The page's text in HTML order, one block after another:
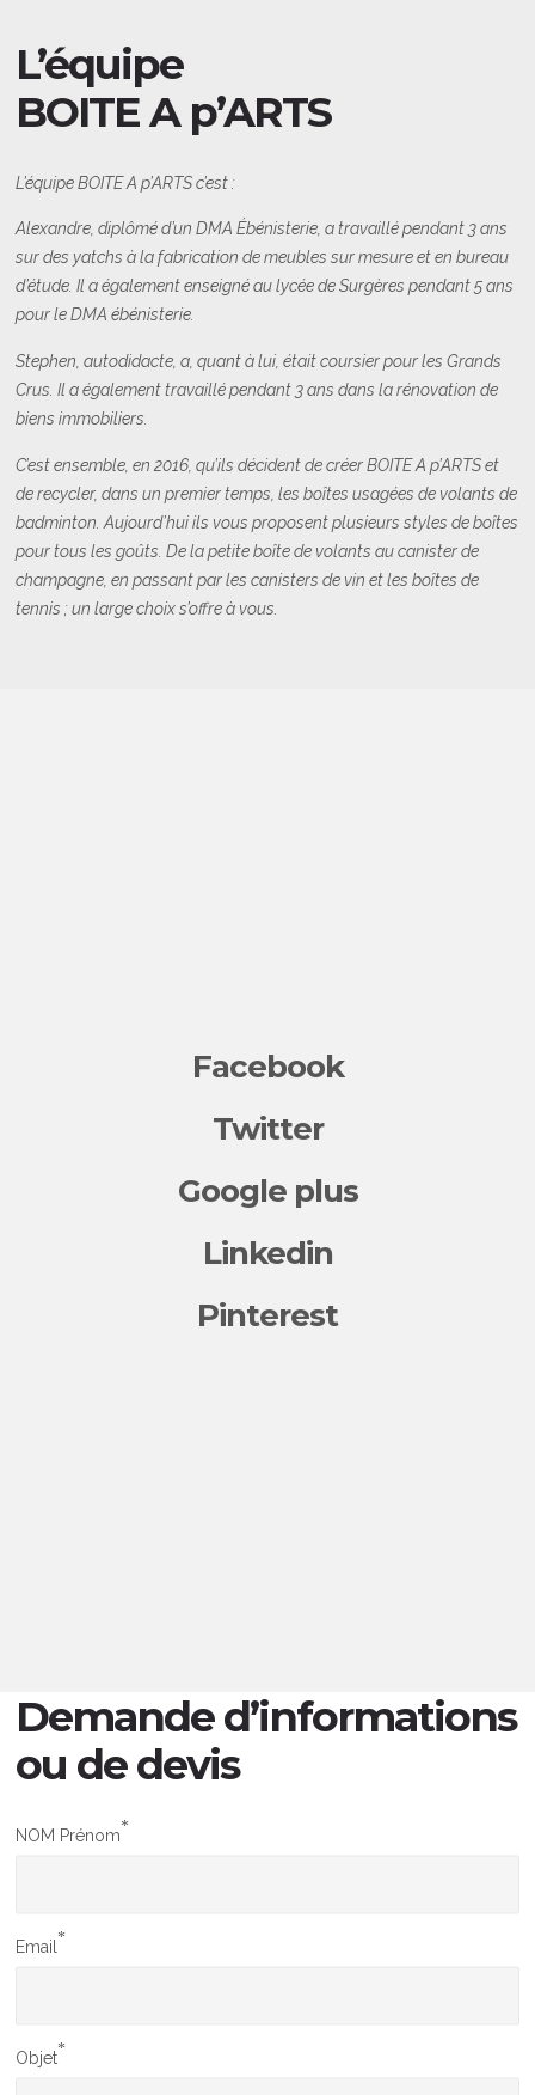
L’équipe
BOITE A p’ARTS
L’équipe BOITE A p’ARTS c’est :
Alexandre, diplômé d’un DMA Ébénisterie, a travaillé pendant 3 ans
sur des yatchs à la fabrication de meubles sur mesure et en bureau
d’étude. Il a également enseigné au lycée de Surgères pendant 5 ans
pour le DMA ébénisterie.
Stephen, autodidacte, a, quant à lui, était coursier pour les Grands
Crus. Il a également travaillé pendant 3 ans dans la rénovation de
biens immobiliers.
C’est ensemble, en 2016, qu’ils décident de créer BOITE A p’ARTS et
de recycler, dans un premier temps, les boîtes usagées de volants de
badminton. Aujourd’hui ils vous proposent plusieurs styles de boîtes
pour tous les goûts. De la petite boîte de volants au canister de
champagne, en passant par les canisters de vin et les boîtes de
tennis ; un large choix s’offre à vous.
Facebook
Twitter
Google plus
Linkedin
Pinterest
Demande d’informations
ou de devis
NOM Prénom*
Email *
Objet*